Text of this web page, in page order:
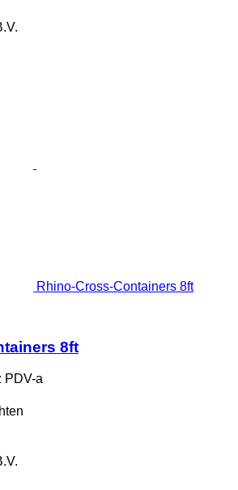
Rhino-Cross-Containers 8ft
8ft
PDV-a